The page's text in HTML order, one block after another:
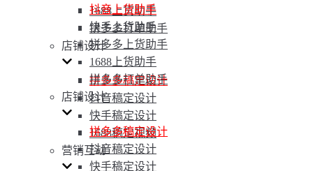
1688上货助手
拼多多打单助手
店铺设计
拼多多稿定设计
抖音稿定设计
快手稿定设计
1688稿定视频
营销互动
抖音上货助手
快手上货助手
拼多多上货助手
1688上货助手
拼多多打单助手
店铺设计
拼多多稿定设计
抖音稿定设计
快手稿定设计